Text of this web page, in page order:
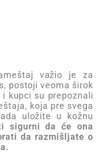
važio je za
postoji veoma širok
kupci su prepoznali
koja pre svega
uložite u kožnu
sigurni da će ona
da razmišljate o